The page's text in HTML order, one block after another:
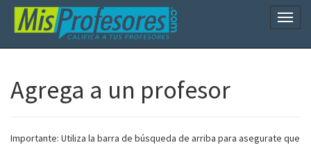
Agrega a un profesor
Importante: Utiliza la barra de búsqueda de arriba para asegurate que